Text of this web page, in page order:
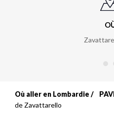
Fil
Où aller en Lombardie
de Zavattarello